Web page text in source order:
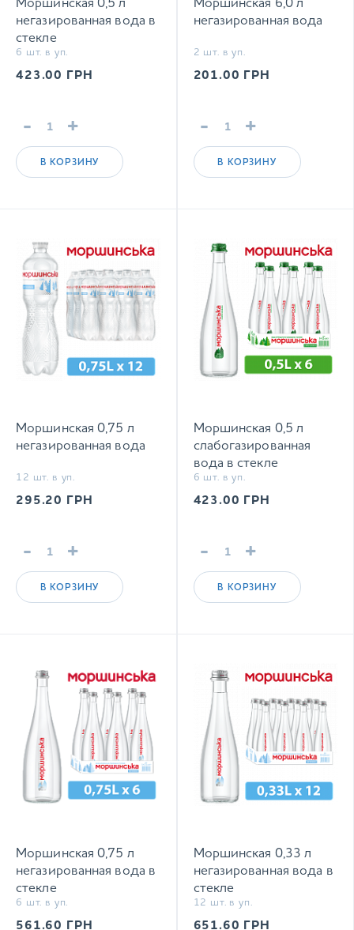
Моршинская 0,5 л
негазированная вода в
стекле
6 шт. в уп.
423.00 ГРН
- +
В КОРЗИНУ
Моршинская 6,0 л
негазированная вода
2 шт. в уп.
201.00 ГРН
- +
В КОРЗИНУ
Моршинская 0,75 л
негазированная вода
12 шт. в уп.
295.20 ГРН
- +
В КОРЗИНУ
Моршинская 0,5 л
слабогазированная
вода в стекле
6 шт. в уп.
423.00 ГРН
- +
В КОРЗИНУ
Моршинская 0,75 л
негазированная вода в
стекле
6 шт. в уп.
561.60 ГРН
Моршинская 0,33 л
негазированная вода в
стекле
12 шт. в уп.
651.60 ГРН